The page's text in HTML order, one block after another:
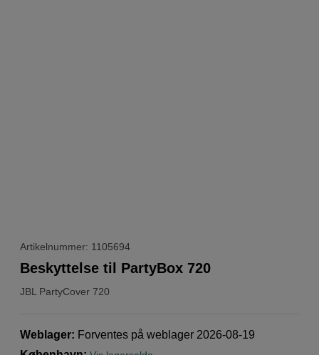
Artikelnummer: 1105694
JBL PartyCover 720
Beskyttelse til PartyBox 720
Weblager: Forventes på weblager 2026-08-19